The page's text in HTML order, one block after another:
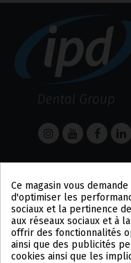
AIDE
MOYEN DE PAIEMENT
EXPÉDITIONS ET
RETOURS
CONDITIONS
D'UTILISATION
Ce magasin vous
d'optimiser les
sociaux et la pertinence
aux réseaux sociaux et à
offrir des fonctionnalités
ainsi que des publicités
cookies ainsi que les